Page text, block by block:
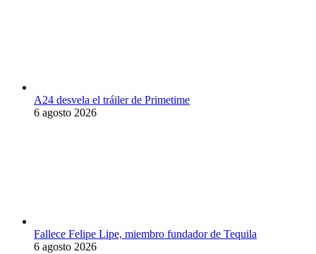
A24 desvela el tráiler de Primetime
6 agosto 2026
Fallece Felipe Lipe, miembro fundador de Tequila
6 agosto 2026